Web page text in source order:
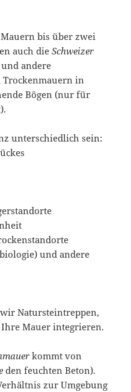
bis über zwei
auch dieSchweizer
und andere
Trockenmauern in
Bögen (nur für
unterschiedlich sein:
und andere
Natursteintreppen,
Mauer integrieren.
kommt von
den feuchten Beton).
zur Umgebung